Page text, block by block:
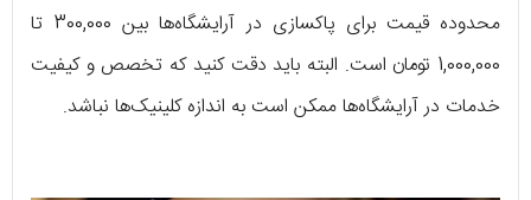
محدوده قیمت برای پاکسازی در آرایشگاه‌ها بین 300,000 تا
1,000,000 تومان است. البته باید دقت کنید که تخصص و کیفیت
خدمات در آرایشگاه‌ها ممکن است به اندازه کلینیک‌ها نباشد.